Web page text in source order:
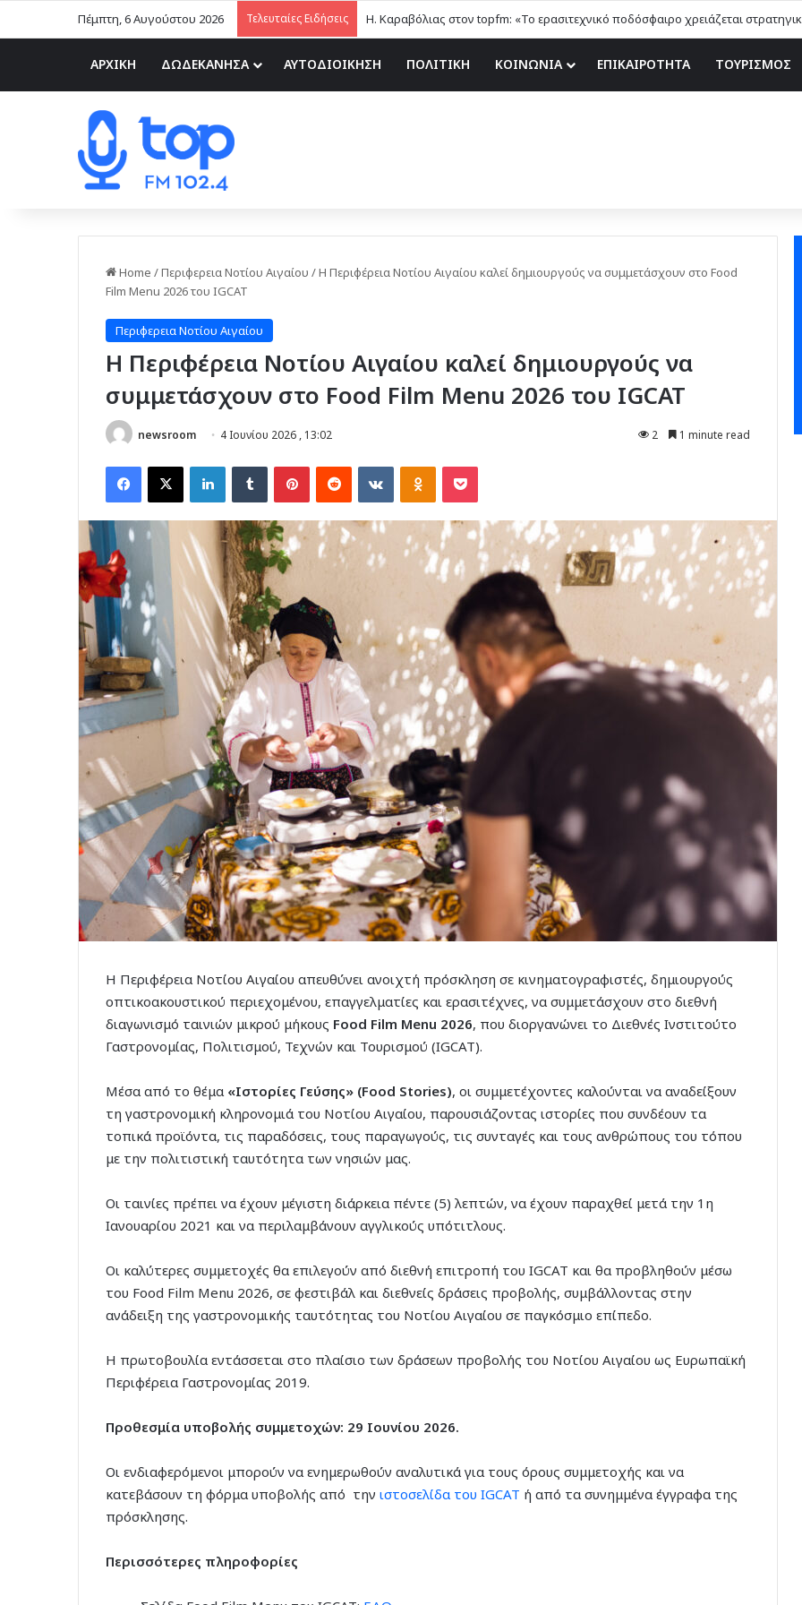
Πέμπτη, 6 Αυγούστου 2026 Τελευταίες Ειδήσεις
ΑΡΧΙΚΗ ΔΩΔΕΚΑΝΗΣΑ ΑΥΤΟΔΙΟΙΚΗΣΗ ΠΟΛΙΤΙΚΗ ΚΟΙΝΩΝΙΑ ΕΠΙΚΑΙΡΟΤΗΤΑ ΤΟΥΡΙΣΜΟΣ
Home /Περιφερεια Νοτίου Αιγαίου /Η Περιφέρεια Νοτίου Αιγαίου καλεί δημιουργούς να συμμετάσχουν στο Food
Film Menu 2026 του IGCAT
Περιφερεια Νοτίου Αιγαίου
Η Περιφέρεια Νοτίου Αιγαίου καλεί δημιουργούς να
συμμετάσχουν στο Food Film Menu 2026 του IGCAT
newsroom 4 Ιουνίου 2026 , 13:02 2 1 minute read
Facebook
X LinkedInTumblr PinterestReddit VKontakteOdnoklassniki
Pocket
Η Περιφέρεια Νοτίου Αιγαίου απευθύνει ανοιχτή πρόσκληση σε κινηματογραφιστές, δημιουργούς
οπτικοακουστικού περιεχομένου, επαγγελματίες και ερασιτέχνες, να συμμετάσχουν στο διεθνή
διαγωνισμό ταινιών μικρού μήκους Food Film Menu 2026, που διοργανώνει το Διεθνές Ινστιτούτο
Γαστρονομίας, Πολιτισμού, Τεχνών και Τουρισμού (IGCAT).
Μέσα από το θέμα «Ιστορίες Γεύσης» (Food Stories), οι συμμετέχοντες καλούνται να αναδείξουν
τη γαστρονομική κληρονομιά του Νοτίου Αιγαίου, παρουσιάζοντας ιστορίες που συνδέουν τα
τοπικά προϊόντα, τις παραδόσεις, τους παραγωγούς, τις συνταγές και τους ανθρώπους του τόπου
με την πολιτιστική ταυτότητα των νησιών μας.
Οι ταινίες πρέπει να έχουν μέγιστη διάρκεια πέντε (5) λεπτών, να έχουν παραχθεί μετά την 1η
Ιανουαρίου 2021 και να περιλαμβάνουν αγγλικούς υπότιτλους.
Οι καλύτερες συμμετοχές θα επιλεγούν από διεθνή επιτροπή του IGCAT και θα προβληθούν μέσω
του Food Film Menu 2026, σε φεστιβάλ και διεθνείς δράσεις προβολής, συμβάλλοντας στην
ανάδειξη της γαστρονομικής ταυτότητας του Νοτίου Αιγαίου σε παγκόσμιο επίπεδο.
Η πρωτοβουλία εντάσσεται στο πλαίσιο των δράσεων προβολής του Νοτίου Αιγαίου ως Ευρωπαϊκή
Περιφέρεια Γαστρονομίας 2019.
Προθεσμία υποβολής συμμετοχών: 29 Ιουνίου 2026.
Οι ενδιαφερόμενοι μπορούν να ενημερωθούν αναλυτικά για τους όρους συμμετοχής και να
κατεβάσουν τη φόρμα υποβολής από την ιστοσελίδα του IGCAT ή από τα συνημμένα έγγραφα της
πρόσκλησης.
Περισσότερες πληροφορίες